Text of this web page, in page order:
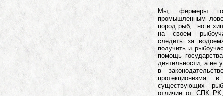
Мы, фермеры
промышленным
пород рыб, но и
на своем
следить за
получить и
помощь
деятельности, а не
в
существующих
отличие от СПК РК,